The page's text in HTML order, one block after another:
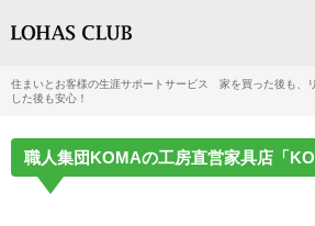
住まいとお客様の生涯サポートサービス 家を買った後も、
した後も安心！
職人集団KOMAの工房直営家具店「